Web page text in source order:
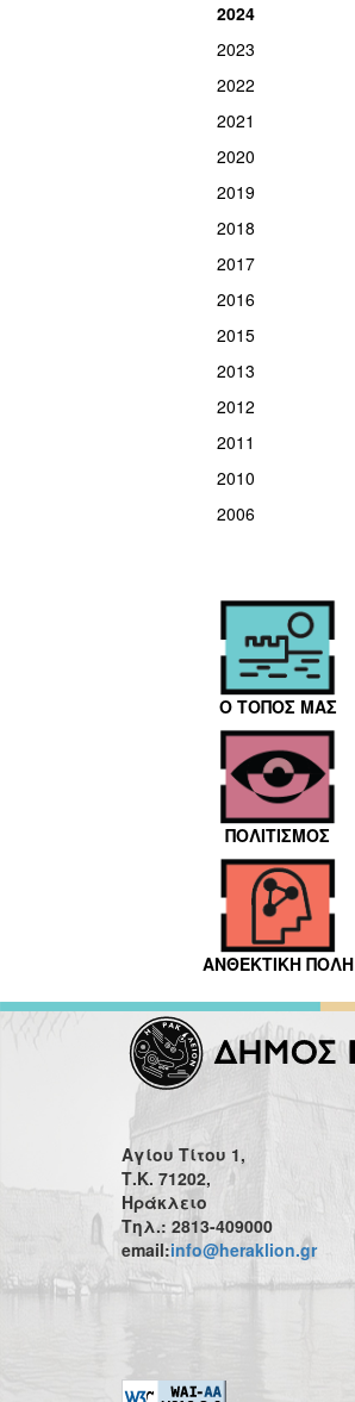
2024
2023
2022
2021
2020
2019
2018
2017
2016
2015
2013
2012
2011
2010
2006
Ο ΤΟΠΟΣ ΜΑΣ
ΠΟΛΙΤΙΣΜΟΣ
ΑΝΘΕΚΤΙΚΗ ΠΟΛΗ
Αγίου Τίτου 1,
Τ.Κ. 71202,
Ηράκλειο
Τηλ.: 2813-409000
email:info@heraklion.gr